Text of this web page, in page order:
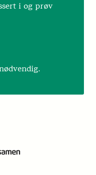
i og prøv